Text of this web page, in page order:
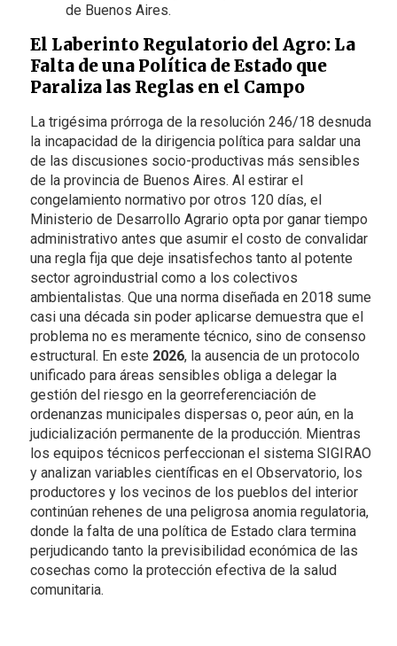
de Buenos Aires.
El Laberinto Regulatorio del Agro: La
Falta de una Política de Estado que
Paraliza las Reglas en el Campo
La trigésima prórroga de la resolución 246/18 desnuda
la incapacidad de la dirigencia política para saldar una
de las discusiones socio-productivas más sensibles
de la provincia de Buenos Aires. Al estirar el
congelamiento normativo por otros 120 días, el
Ministerio de Desarrollo Agrario opta por ganar tiempo
administrativo antes que asumir el costo de convalidar
una regla fija que deje insatisfechos tanto al potente
sector agroindustrial como a los colectivos
ambientalistas. Que una norma diseñada en 2018 sume
casi una década sin poder aplicarse demuestra que el
problema no es meramente técnico, sino de consenso
estructural. En este 2026, la ausencia de un protocolo
unificado para áreas sensibles obliga a delegar la
gestión del riesgo en la georreferenciación de
ordenanzas municipales dispersas o, peor aún, en la
judicialización permanente de la producción. Mientras
los equipos técnicos perfeccionan el sistema SIGIRAO
y analizan variables científicas en el Observatorio, los
productores y los vecinos de los pueblos del interior
continúan rehenes de una peligrosa anomia regulatoria,
donde la falta de una política de Estado clara termina
perjudicando tanto la previsibilidad económica de las
cosechas como la protección efectiva de la salud
comunitaria.